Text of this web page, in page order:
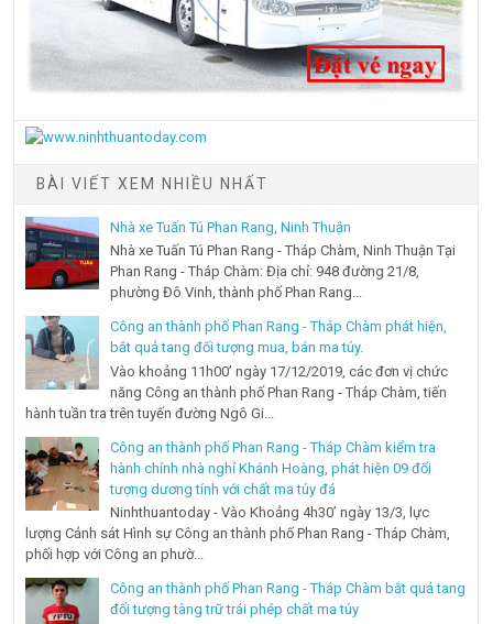
BÀI VIẾT XEM NHIỀU NHẤT
Nhà xe Tuấn Tú Phan Rang, Ninh Thuận
Nhà xe Tuấn Tú Phan Rang - Tháp Chàm, Ninh Thuận Tại
Phan Rang - Tháp Chàm: Địa chỉ: 948 đường 21/8,
phường Đô Vinh, thành phố Phan Rang...
Công an thành phố Phan Rang - Tháp Chàm phát hiện,
bắt quả tang đối tượng mua, bán ma túy.
Vào khoảng 11h00’ ngày 17/12/2019, các đơn vị chức
năng Công an thành phố Phan Rang - Tháp Chàm, tiến
hành tuần tra trên tuyến đường Ngô Gi...
Công an thành phố Phan Rang - Tháp Chàm kiểm tra
hành chính nhà nghỉ Khánh Hoàng, phát hiện 09 đối
tượng dương tính với chất ma túy đá
Ninhthuantoday - Vào Khoảng 4h30’ ngày 13/3, lực
lượng Cảnh sát Hình sự Công an thành phố Phan Rang - Tháp Chàm,
phối hợp với Công an phườ...
Công an thành phố Phan Rang - Tháp Chàm bắt quả tang
đối tượng tàng trữ trái phép chất ma túy